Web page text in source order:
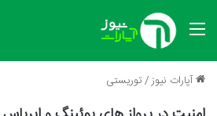
منو
آپارات نیوز/توریستی